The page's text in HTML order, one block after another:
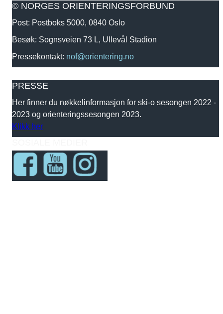
© NORGES ORIENTERINGSFORBUND
Post: Postboks 5000, 0840 Oslo
Besøk: Sognsveien 73 L, Ullevål Stadion
Pressekontakt: nof@orientering.no
PRESSE
Her finner du nøkkelinformasjon for ski-o sesongen 2022 -
2023 og orienteringssesongen 2023.
Klikk her